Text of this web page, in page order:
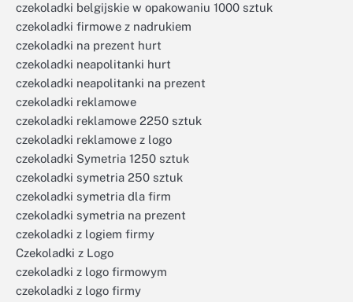
czekoladki belgijskie w opakowaniu 1000 sztuk
czekoladki firmowe z nadrukiem
czekoladki na prezent hurt
czekoladki neapolitanki hurt
czekoladki neapolitanki na prezent
czekoladki reklamowe
czekoladki reklamowe 2250 sztuk
czekoladki reklamowe z logo
czekoladki Symetria 1250 sztuk
czekoladki symetria 250 sztuk
czekoladki symetria dla firm
czekoladki symetria na prezent
czekoladki z logiem firmy
Czekoladki z Logo
czekoladki z logo firmowym
czekoladki z logo firmy